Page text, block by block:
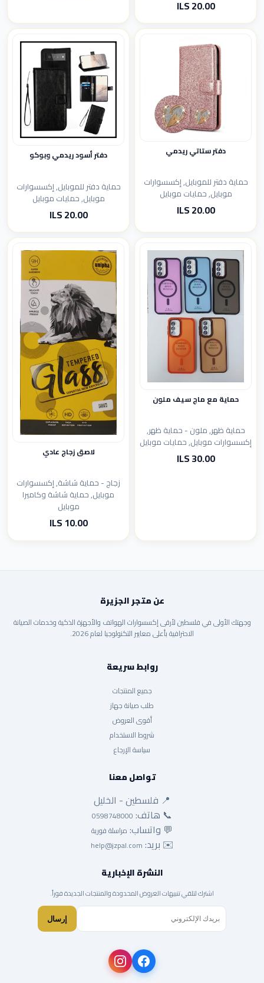
20.00 ILS
دفتر ستاتي ريدمي
حماية دفتر للموبايل, إكسسوارات
موبايل, حمايات موبايل
20.00 ILS
دفتر أسود ريدمي وبوكو
حماية دفتر للموبايل, إكسسوارات
موبايل, حمايات موبايل
20.00 ILS
حماية مع ماج سيف ملون
حماية ظهر, ملون - حماية ظهر,
إكسسوارات موبايل, حمايات موبايل
30.00 ILS لاصق زجاج عادي
زجاج - حماية شاشة, إكسسوارات
موبايل, حماية شاشة وكاميرا
موبايل
10.00 ILS
عن متجر الجزيرة
وجهتك الأولى في فلسطين لأرقى إكسسوارات الهواتف والأجهزة الذكية وخدمات الصيانة
الاحترافية بأعلى معايير التكنولوجيا لعام 2026.
روابط سريعة
جميع المنتجات
طلب صيانة جهاز
أقوى العروض
شروط الاستخدام
سياسة الإرجاع
تواصل معنا
📍 فلسطين - الخليل
📞 هاتف: 0598748000
💬 واتساب: مراسلة فورية
✉️ بريد: help@jzpal.com
النشرة الإخبارية
اشترك لتلقي تنبيهات العروض المحدودة والمنتجات الجديدة فوراً.
إرسال